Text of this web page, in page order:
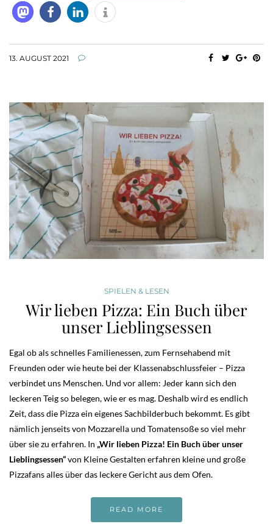
13. AUGUST 2021
SPIELEN & LESEN
Wir lieben Pizza: Ein Buch über
unser Lieblingsessen
Egal ob als schnelles Familienessen, zum Fernsehabend mit
Freunden oder wie heute bei der Klassenabschlussfeier – Pizza
verbindet uns Menschen. Und vor allem: Jeder kann sich den
leckeren Teig so belegen, wie er es mag. Deshalb wird es endlich
Zeit, dass die Pizza ein eigenes Sachbilderbuch bekommt. Es gibt
nämlich jenseits von Mozzarella und Tomatensoße so viel mehr
über sie zu erfahren. In „Wir lieben Pizza! Ein Buch über unser
Lieblingsessen“von Kleine Gestalten erfahren kleine und große
Pizzafans alles über das leckere Gericht aus dem Ofen.
READ MORE